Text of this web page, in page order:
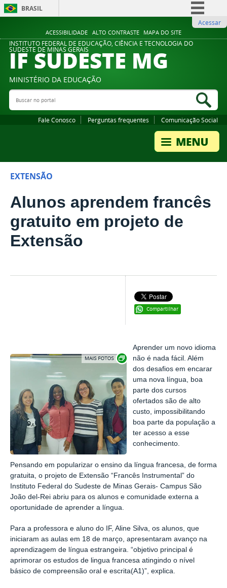
ACESSIBILIDADE ALTO CONTRASTE MAPA DO SITE
BRASIL
Comunica BR
Participe
Legislação
Acessar
INSTITUTO FEDERAL DE EDUCAÇÃO, CIÊNCIA E TECNOLOGIA DO
SUDESTE DE MINAS GERAIS
IF SUDESTE MG
MINISTÉRIO DA EDUCAÇÃO
Buscar no portal
Fale Conosco Perguntas frequentes Comunicação Social
EXTENSÃO
Alunos aprendem francês
gratuito em projeto de
Extensão
Compartilhar
Exibir carrossel de imagens
Aprender um novo idioma
não é nada fácil. Além
dos desafios em encarar
uma nova língua, boa
parte dos cursos
ofertados são de alto
custo, impossibilitando
boa parte da população a
ter acesso a esse
conhecimento.
Pensando em popularizar o ensino da língua francesa, de forma
gratuita, o projeto de Extensão “Francês Instrumental” do
Instituto Federal do Sudeste de Minas Gerais- Campus São
João del-Rei abriu para os alunos e comunidade externa a
oportunidade de aprender a língua.
Para a professora e aluno do IF, Aline Silva, os alunos, que
iniciaram as aulas em 18 de março, apresentaram avanço na
aprendizagem de língua estrangeira. “objetivo principal é
aprimorar os estudos de lingua francesa atingindo o nível
básico de compreensão oral e escrita(A1)”, explica.